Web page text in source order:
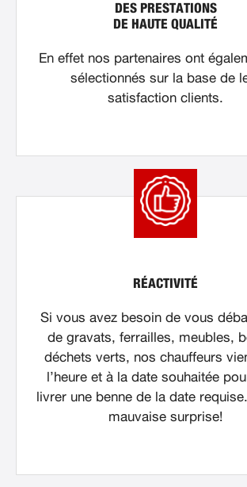
DES PRESTATIONS
DE HAUTE QUALITÉ
En effet nos partenaires ont
sélectionnés sur la base de
satisfaction clients.
RÉACTIVITÉ
Si vous avez besoin de vous
de gravats, ferrailles, meubles,
déchets verts, nos chauffeurs
l’heure et à la date souhaitée
livrer une benne de la date
mauvaise surprise!